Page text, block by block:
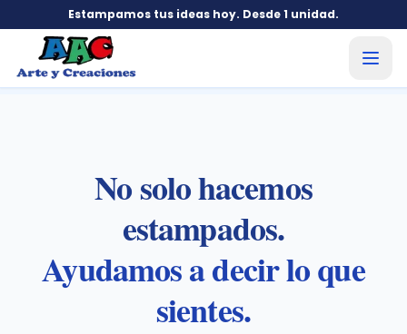
Estampamos tus ideas hoy. Desde 1 unidad.
Arte y Creaciones - Estampados Personalizados
No solo hacemos
estampados.
Ayudamos a decir lo que
sientes.